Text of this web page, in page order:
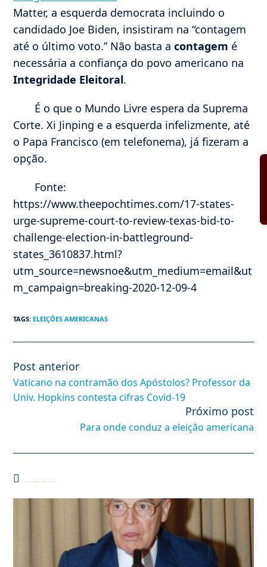
Matter, a esquerda democrata incluindo o
candidado Joe Biden, insistiram na “contagem
até o último voto.” Não basta acontagem é
necessária a confiança do povo americano na
Integridade Eleitoral.
É o que o Mundo Livre espera da Suprema
Corte. Xi Jinping e a esquerda infelizmente, até
o Papa Francisco (em telefonema), já fizeram a
opção.
Fonte:
https://www.theepochtimes.com/17-states-
urge-supreme-court-to-review-texas-bid-to-
challenge-election-in-battleground-
states_3610837.html?
utm_source=newsnoe&utm_medium=email&ut
m_campaign=breaking-2020-12-09-4
TAGS: ELEIÇÕES AMERICANAS
Leia
mais
artigos
Post anterior
Vaticano na contramão dos Apóstolos? Professor da
Univ. Hopkins contesta cifras Covid-19
Próximo post
Para onde conduz a eleição americana
Você também pode gostar